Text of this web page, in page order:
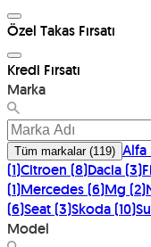
Özel Takas Fırsatı
Kredi Fırsatı
Marka
Tüm markalar(119) Alfa
(1)Citroen (8)Dacia(3)
(1)Mercedes(6)Mg (2)
(6)Seat(3)Skoda(10)
Model